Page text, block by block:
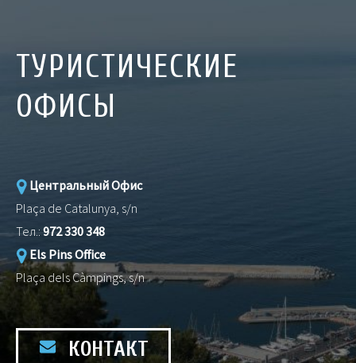
ТУРИСТИЧЕСКИЕ
ОФИСЫ
Центральный Офис
Plaça de Catalunya, s/n
Тел.:972 330 348
Els Pins Office
Plaça dels Càmpings, s/n
КОНТАКТ